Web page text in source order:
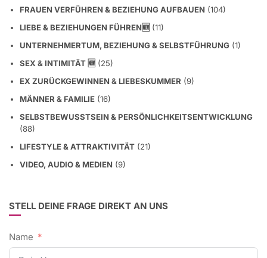
FRAUEN VERFÜHREN & BEZIEHUNG AUFBAUEN (104)
LIEBE & BEZIEHUNGEN FÜHREN🆕 (11)
UNTERNEHMERTUM, BEZIEHUNG & SELBSTFÜHRUNG (1)
SEX & INTIMITÄT 🆕 (25)
EX ZURÜCKGEWINNEN & LIEBESKUMMER (9)
MÄNNER & FAMILIE (16)
SELBSTBEWUSSTSEIN & PERSÖNLICHKEITSENTWICKLUNG
(88)
LIFESTYLE & ATTRAKTIVITÄT (21)
VIDEO, AUDIO & MEDIEN (9)
STELL DEINE FRAGE DIREKT AN UNS
Name